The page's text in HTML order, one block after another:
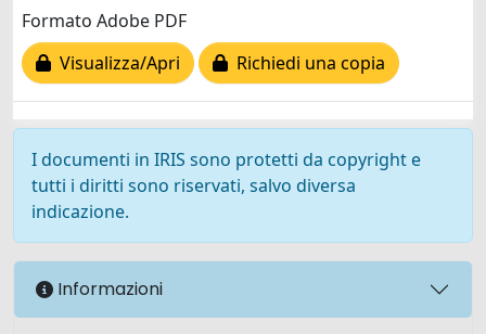
Formato Adobe PDF
Visualizza/Apri
Richiedi una copia
I documenti in IRIS sono protetti da copyright e
tutti i diritti sono riservati, salvo diversa
indicazione.
Informazioni